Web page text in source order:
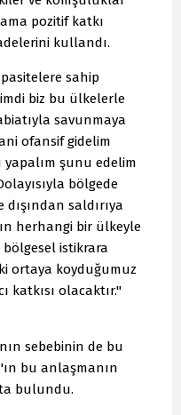
pozitif katkı
kullandı.
sahip
biz bu ülkelerle
savunmaya
ofansif gidelim
şunu edelim
bölgede
saldırıya
herhangi bir ülkeyle
bölgesel istikrara
ortaya koyduğumuz
katkısı olacaktır."
sebebinin de bu
bu anlaşmanın
bulundu.